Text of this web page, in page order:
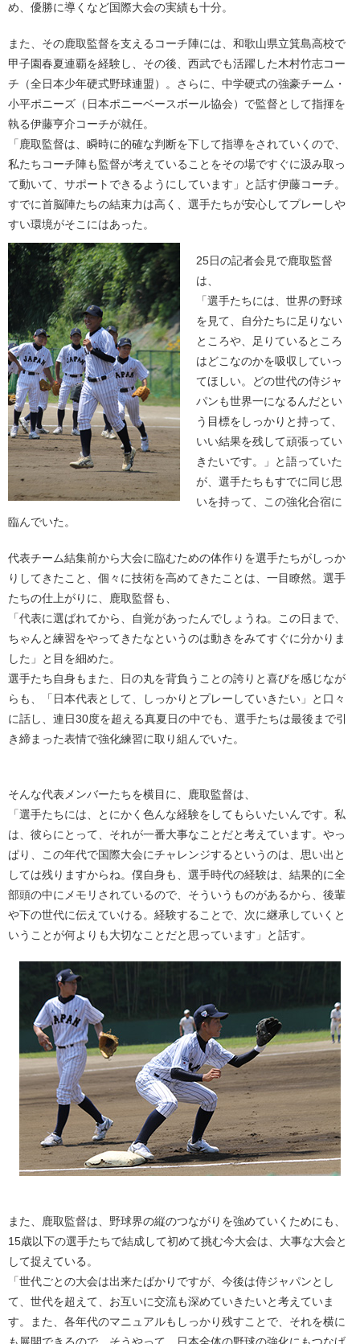
め、優勝に導くなど国際大会の実績も十分。
また、その鹿取監督を支えるコーチ陣には、和歌山県立箕島高校で
甲子園春夏連覇を経験し、その後、西武でも活躍した木村竹志コー
チ（全日本少年硬式野球連盟）。さらに、中学硬式の強豪チーム・
小平ポニーズ（日本ポニーベースボール協会）で監督として指揮を
執る伊藤亨介コーチが就任。
「鹿取監督は、瞬時に的確な判断を下して指導をされていくので、
私たちコーチ陣も監督が考えていることをその場ですぐに汲み取っ
て動いて、サポートできるようにしています」と話す伊藤コーチ。
すでに首脳陣たちの結束力は高く、選手たちが安心してプレーしや
すい環境がそこにはあった。
25日の記者会見で鹿取監督
は、
「選手たちには、世界の野球
を見て、自分たちに足りない
ところや、足りているところ
はどこなのかを吸収していっ
てほしい。どの世代の侍ジャ
パンも世界一になるんだとい
う目標をしっかりと持って、
いい結果を残して頑張ってい
きたいです。」と語っていた
が、選手たちもすでに同じ思
いを持って、この強化合宿に
臨んでいた。
代表チーム結集前から大会に臨むための体作りを選手たちがしっか
りしてきたこと、個々に技術を高めてきたことは、一目瞭然。選手
たちの仕上がりに、鹿取監督も、
「代表に選ばれてから、自覚があったんでしょうね。この日まで、
ちゃんと練習をやってきたなというのは動きをみてすぐに分かりま
した」と目を細めた。
選手たち自身もまた、日の丸を背負うことの誇りと喜びを感じなが
らも、「日本代表として、しっかりとプレーしていきたい」と口々
に話し、連日30度を超える真夏日の中でも、選手たちは最後まで引
き締まった表情で強化練習に取り組んでいた。
そんな代表メンバーたちを横目に、鹿取監督は、
「選手たちには、とにかく色んな経験をしてもらいたいんです。私
は、彼らにとって、それが一番大事なことだと考えています。やっ
ぱり、この年代で国際大会にチャレンジするというのは、思い出と
しては残りますからね。僕自身も、選手時代の経験は、結果的に全
部頭の中にメモリされているので、そういうものがあるから、後輩
や下の世代に伝えていける。経験することで、次に継承していくと
いうことが何よりも大切なことだと思っています」と話す。
また、鹿取監督は、野球界の縦のつながりを強めていくためにも、
15歳以下の選手たちで結成して初めて挑む今大会は、大事な大会と
して捉えている。
「世代ごとの大会は出来たばかりですが、今後は侍ジャパンとし
て、世代を超えて、お互いに交流も深めていきたいと考えていま
す。また、各年代のマニュアルもしっかり残すことで、それを横に